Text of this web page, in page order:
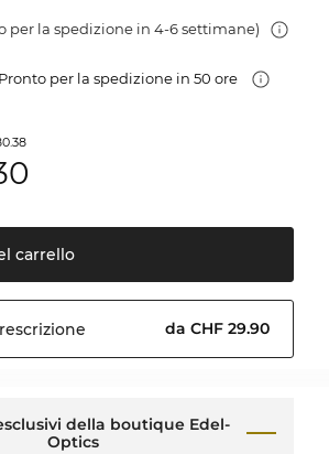
per la spedizione in 4-6 settimane)
Pronto per la spedizione in 50 ore
carrello
da CHF 29.90
della boutique Edel-
Optics